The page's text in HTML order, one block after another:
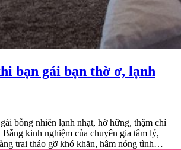
bạn gái bạn thờ ơ, lạnh
bỗng nhiên lạnh nhạt, hờ hững, thậm chí
kinh nghiệm của chuyên gia tâm lý,
trai tháo gỡ khó khăn, hâm nóng tình…